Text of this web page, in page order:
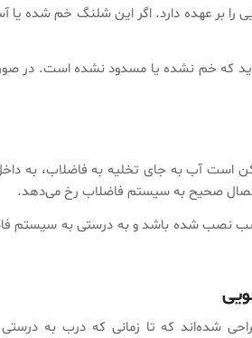
را بر عهده دارد. اگر این شلنگ خم شده
که خم نشده یا مسدود نشده است. در
آب به جای تخلیه به فاضلاب، به داخل
اتصال صحیح به سیستم فاضلاب رخ می‌دهد.
نصب شده باشد و به درستی به سیستم
شده‌اند که تا زمانی که درب به